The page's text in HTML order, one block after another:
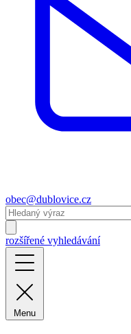
obec@dublovice.cz
rozšířené vyhledávání
Menu